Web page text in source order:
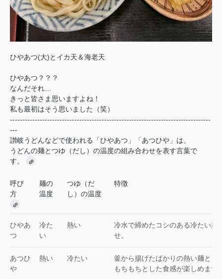
ひやあつ(大)とイカ天＆海老天
ひやあつ？？？
なんだそれ…
きっと皆さま思いますよね！
私も最初はそう思いました（笑）
---------------------------------------------------------------------------------
---
讃岐うどんなどで使われる「ひやあつ 」「あつひや 」は、
うどんの麺とつゆ（だし）の温度の組み合わせを表す言葉で
す。
呼び
方
麺の
温度
つゆ（だ
し）の温度
特徴
ひやあ
つ
冷た
い
熱い
冷水で締めたコシのある冷たい麺
せ。
あつひ
や
熱い 冷たい
釜から揚げたばかりの熱い麺と、
もちもちとした食感が楽しめます